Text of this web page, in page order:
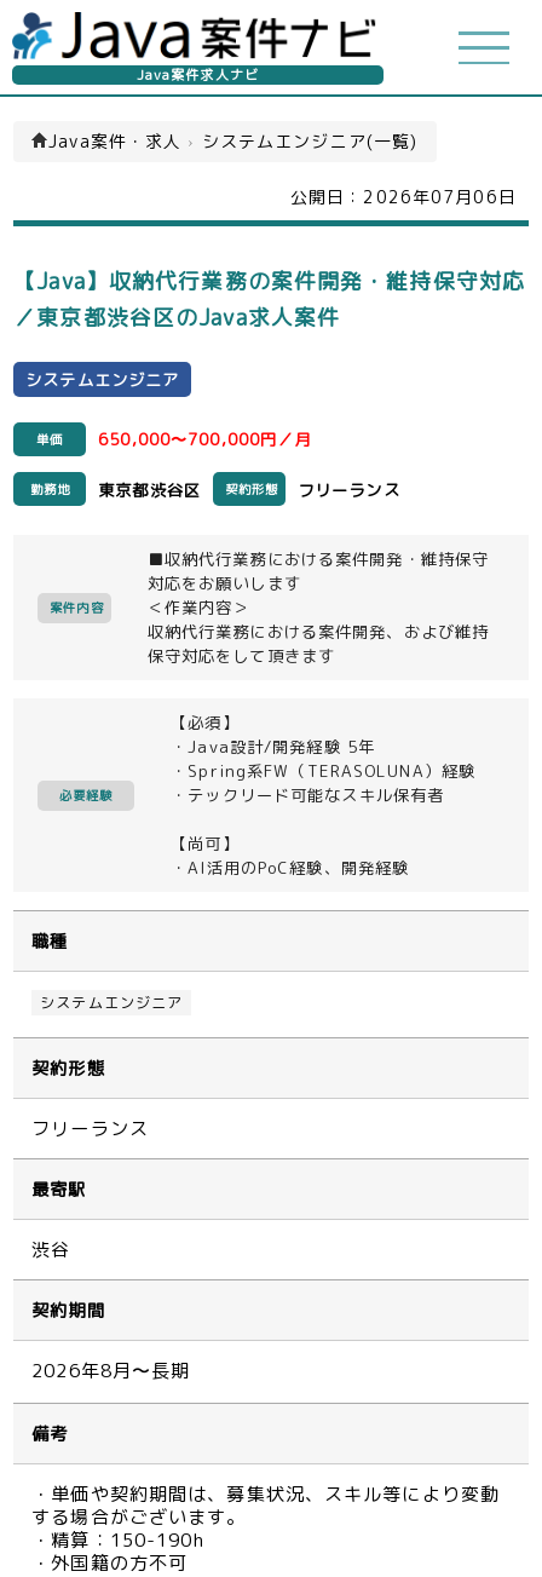
Java案件求人ナビ
Java案件・求人 › システムエンジニア(一覧)
公開日： 2026年07月06日
【Java】収納代行業務の案件開発・維持保守対応
／東京都渋谷区のJava求人案件
システムエンジニア
単価 650,000〜700,000円／月
勤務地 東京都渋谷区 契約形態 フリーランス
案件内容
■収納代行業務における案件開発・維持保守
対応をお願いします
＜作業内容＞
収納代行業務における案件開発、および維持
保守対応をして頂きます
必要経験
【必須】
・Java設計/開発経験 5年
・Spring系FW（TERASOLUNA）経験
・テックリード可能なスキル保有者
【尚可】
・AI活用のPoC経験、開発経験
職種
システムエンジニア
契約形態
フリーランス
最寄駅
渋谷
契約期間
2026年8月〜長期
備考
・単価や契約期間は、募集状況、スキル等により変動
する場合がございます。
・精算：150-190h
・外国籍の方不可